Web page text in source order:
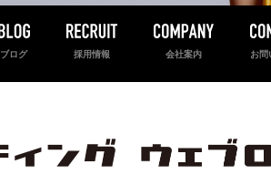
ブログ 採用情報 会社案内 お問